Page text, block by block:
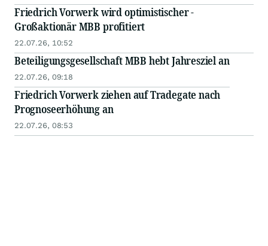
Friedrich Vorwerk wird optimistischer -
Großaktionär MBB profitiert
22.07.26, 10:52
Beteiligungsgesellschaft MBB hebt Jahresziel an
22.07.26, 09:18
Friedrich Vorwerk ziehen auf Tradegate nach
Prognoseerhöhung an
22.07.26, 08:53